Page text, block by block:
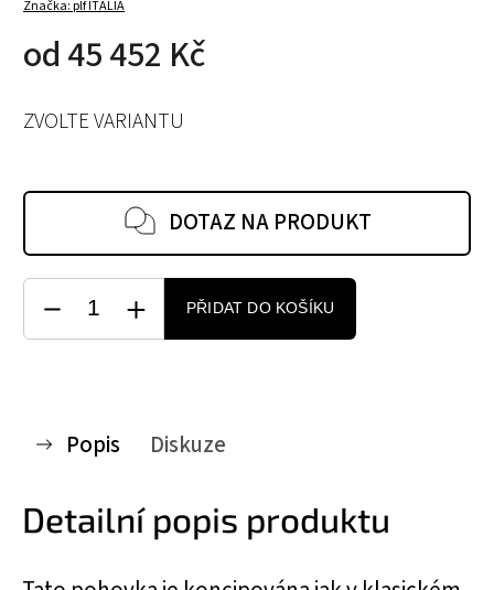
Značka:plf ITALIA
od45 452 Kč
ZVOLTE VARIANTU
DOTAZ NA PRODUKT
PŘIDAT DO KOŠÍKU
Popis Diskuze
Detailní popis produktu